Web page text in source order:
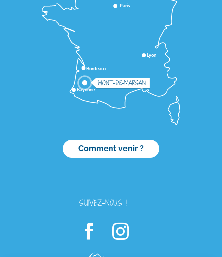
Lyon
Bordeaux
Paris
Bayonne
MONT-DE-MARSAN
Comment venir ?
SUIVEZ-NOUS !